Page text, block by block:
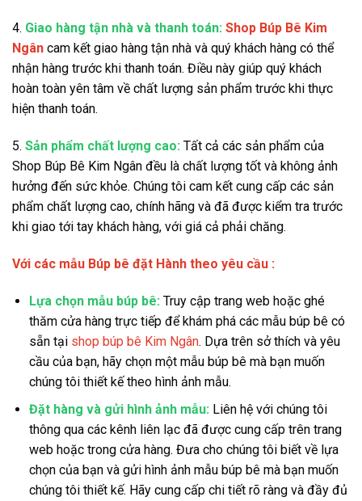
4. Giao hàng tận nhà và thanh toán: Shop Búp Bê Kim
Ngân cam kết giao hàng tận nhà và quý khách hàng có thể
nhận hàng trước khi thanh toán. Điều này giúp quý khách
hoàn toàn yên tâm về chất lượng sản phẩm trước khi thực
hiện thanh toán.
5. Sản phẩm chất lượng cao: Tất cả các sản phẩm của
Shop Búp Bê Kim Ngân đều là chất lượng tốt và không ảnh
hưởng đến sức khỏe. Chúng tôi cam kết cung cấp các sản
phẩm chất lượng cao, chính hãng và đã được kiểm tra trước
khi giao tới tay khách hàng, với giá cả phải chăng.
Với các mẫu Búp bê đặt Hành theo yêu cầu :
Lựa chọn mẫu búp bê: Truy cập trang web hoặc ghé
thăm cửa hàng trực tiếp để khám phá các mẫu búp bê có
sẵn tại shop búp bê Kim Ngân. Dựa trên sở thích và yêu
cầu của bạn, hãy chọn một mẫu búp bê mà bạn muốn
chúng tôi thiết kế theo hình ảnh mẫu.
Đặt hàng và gửi hình ảnh mẫu: Liên hệ với chúng tôi
thông qua các kênh liên lạc đã được cung cấp trên trang
web hoặc trong cửa hàng. Đưa cho chúng tôi biết về lựa
chọn của bạn và gửi hình ảnh mẫu búp bê mà bạn muốn
chúng tôi thiết kế. Hãy cung cấp chi tiết rõ ràng và đầy đủ